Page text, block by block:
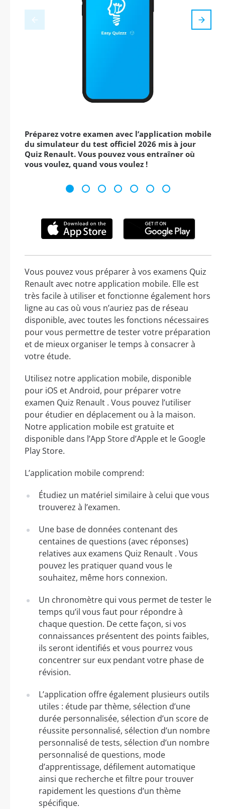
Préparez votre examen avec l’application mobile
du simulateur du test officiel 2026 mis à jour
Quiz Renault. Vous pouvez vous entraîner où
vous voulez, quand vous voulez !
Vous pouvez vous préparer à vos examens Quiz
Renault avec notre application mobile. Elle est
très facile à utiliser et fonctionne également hors
ligne au cas où vous n’auriez pas de réseau
disponible, avec toutes les fonctions nécessaires
pour vous permettre de tester votre préparation
et de mieux organiser le temps à consacrer à
votre étude.
Utilisez notre application mobile, disponible
pour iOS et Android, pour préparer votre
examen Quiz Renault . Vous pouvez l’utiliser
pour étudier en déplacement ou à la maison.
Notre application mobile est gratuite et
disponible dans l’App Store d’Apple et le Google
Play Store.
L’application mobile comprend:
Étudiez un matériel similaire à celui que vous
trouverez à l’examen.
Une base de données contenant des
centaines de questions (avec réponses)
relatives aux examens Quiz Renault . Vous
pouvez les pratiquer quand vous le
souhaitez, même hors connexion.
Un chronomètre qui vous permet de tester le
temps qu’il vous faut pour répondre à
chaque question. De cette façon, si vos
connaissances présentent des points faibles,
ils seront identifiés et vous pourrez vous
concentrer sur eux pendant votre phase de
révision.
L’application offre également plusieurs outils
utiles : étude par thème, sélection d’une
durée personnalisée, sélection d’un score de
réussite personnalisé, sélection d’un nombre
personnalisé de tests, sélection d’un nombre
personnalisé de questions, mode
d’apprentissage, défilement automatique
ainsi que recherche et filtre pour trouver
rapidement les questions d’un thème
spécifique.